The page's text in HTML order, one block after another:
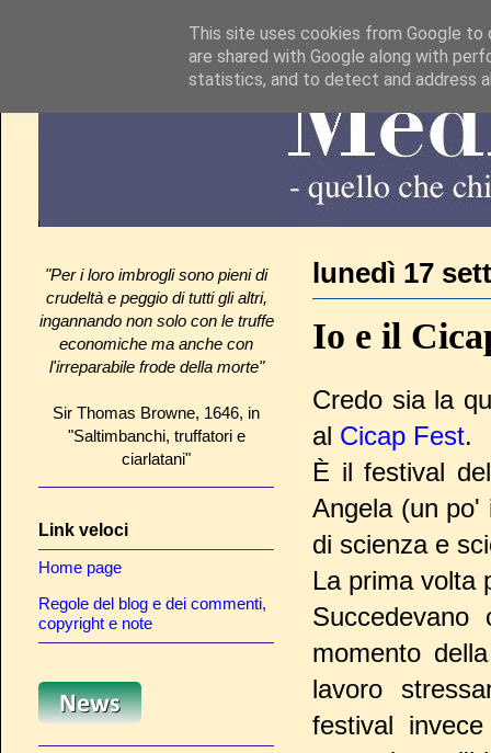
lunedì 17
Io e il
Credo sia la
al Cicap Fest.
È il festival
Angela (un po'
di scienza e
La prima volta
momento
lavoro
festival
"Per i loro imbrogli sono pieni di
crudeltà e peggio di tutti gli altri,
ingannando non solo con le truffe
economiche ma anche con
l'irreparabile frode della morte"
Sir Thomas Browne, 1646, in
"Saltimbanchi, truffatori e
ciarlatani"
Link veloci
Home page
Regole del blog e dei commenti,
copyright e note
This site uses cookies from Google to
are shared with Google along with
statistics, and to detect and address